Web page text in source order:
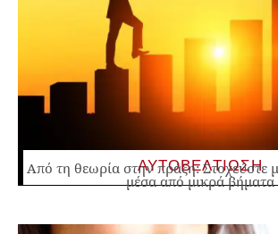
ΑΥΤΟΒΕΛΤΙΩΣΗ
Από τη θεωρία στην πράξη: Στοχεύστε
μέσα από μικρά βήματα